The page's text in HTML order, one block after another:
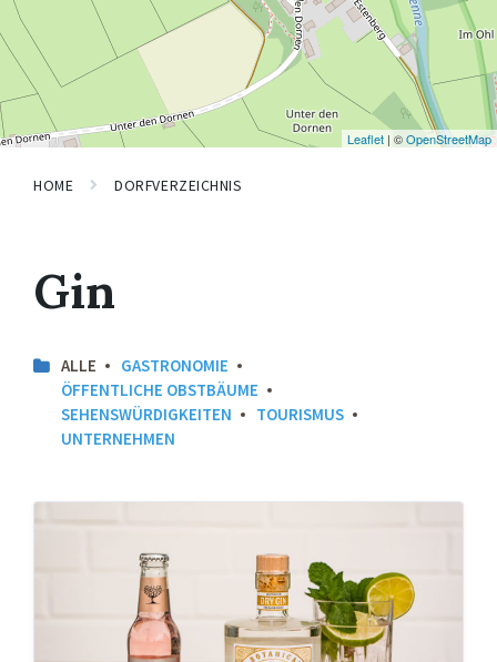
Leaflet | ©OpenStreetMap
HOME DORFVERZEICHNIS
Gin
ALLE
GASTRONOMIE
ÖFFENTLICHE OBSTBÄUME
SEHENSWÜRDIGKEITEN
TOURISMUS
UNTERNEHMEN